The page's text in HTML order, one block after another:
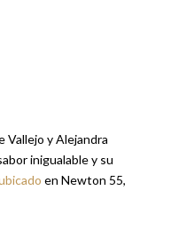
Vallejo y Alejandra
inigualable y su
en Newton 55,